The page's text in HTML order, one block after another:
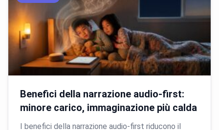
Benefici della narrazione audio-first:
minore carico, immaginazione più calda
I benefici della narrazione audio-first riducono il